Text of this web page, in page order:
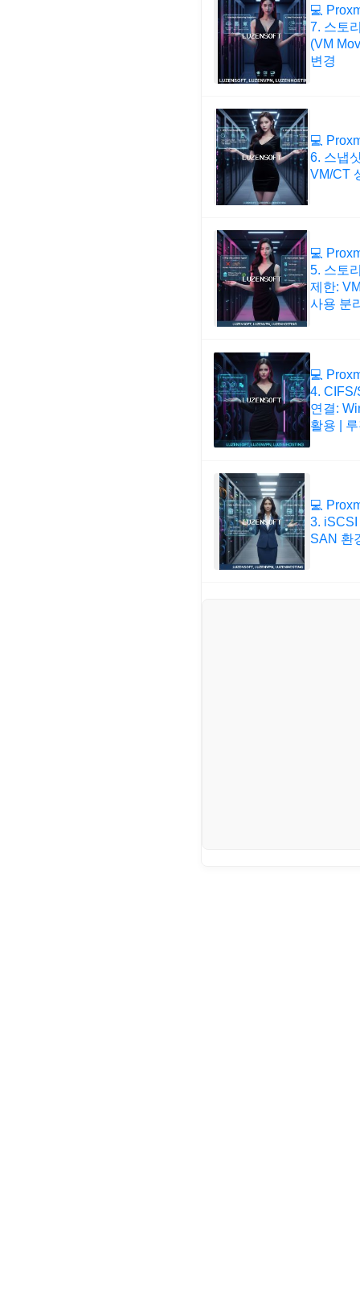
💻
7. 스토
(VM
변경
💻
6. 스냅
VM/CT
💻
5. 스토
제한:
사용 분
💻
4.
연결:
활용 |
💻
3.
SAN 환